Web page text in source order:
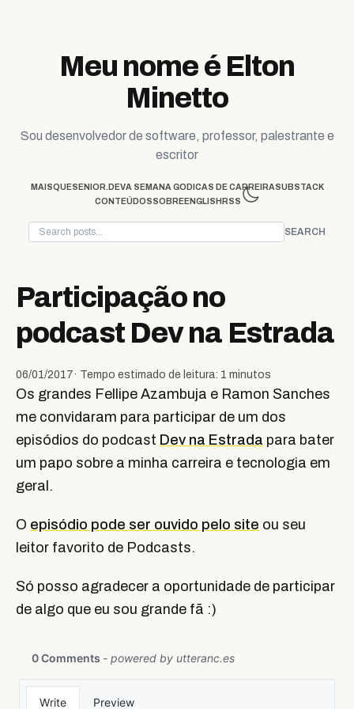
Meu nome é Elton
Minetto
Sou desenvolvedor de software, professor, palestrante e
escritor
MAISQUESENIOR.DEVA SEMANA GO DICAS DE CARREIRASUBSTACK
CONTEÚDOSSOBREENGLISH RSS
SEARCH
Participação no
podcast Dev na Estrada
06/01/2017· Tempo estimado de leitura: 1 minutos
Os grandes Fellipe Azambuja e Ramon Sanches
me convidaram para participar de um dos
episódios do podcast Dev na Estrada para bater
um papo sobre a minha carreira e tecnologia em
geral.
O episódio pode ser ouvido pelo site ou seu
leitor favorito de Podcasts.
Só posso agradecer a oportunidade de participar
de algo que eu sou grande fã :)